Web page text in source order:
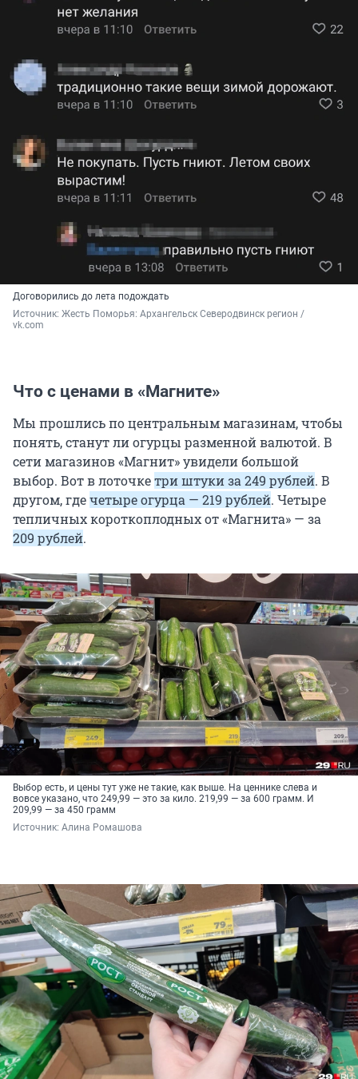
Договорились до лета подождать
Источник: Жесть Поморья: Архангельск Северодвинск регион /
vk.com
Что с ценами в «Магните»
Мы прошлись по центральным магазинам, чтобы
понять, станут ли огурцы разменной валютой. В
сети магазинов «Магнит» увидели большой
выбор. Вот в лоточкетри штуки за 249 рублей. В
другом, гдечетыре огурца — 219 рублей. Четыре
тепличных короткоплодных от «Магнита» — за
209 рублей.
Выбор есть, и цены тут уже не такие, как выше. На ценнике слева и
вовсе указано, что 249,99 — это за кило. 219,99 — за 600 грамм. И
209,99 — за 450 грамм
Источник: Алина Ромашова